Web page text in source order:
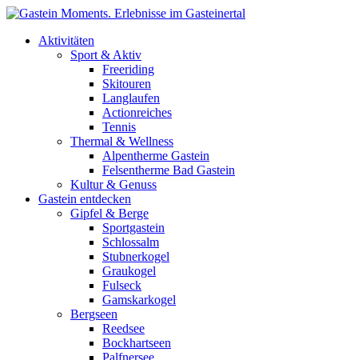
Direkt zum Inhalt
Aktivitäten
Sport & Aktiv
Freeriding
Skitouren
Langlaufen
Actionreiches
Tennis
Thermal & Wellness
Alpentherme Gastein
Felsentherme Bad Gastein
Kultur & Genuss
Gastein entdecken
Gipfel & Berge
Sportgastein
Schlossalm
Stubnerkogel
Graukogel
Fulseck
Gamskarkogel
Bergseen
Reedsee
Bockhartseen
Palfnersee